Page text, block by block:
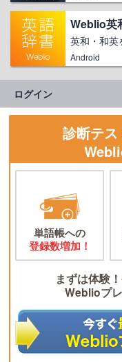
Weblio英
英和・和英
Android
ログイン
診断テス
単語帳への
登録数増加！
まずは体験
Weblioプ